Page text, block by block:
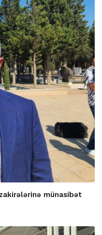
münasibət